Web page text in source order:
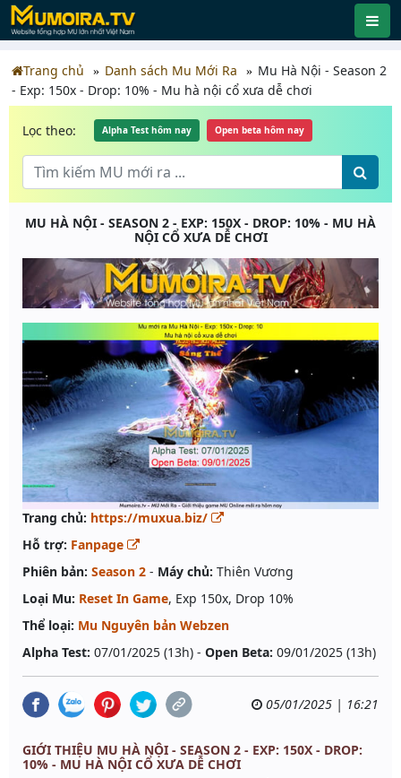
Trang chủ Danh sách Mu Mới Ra
Mu Hà Nội - Season 2
- Exp: 150x - Drop: 10% - Mu hà nội cổ xưa dễ chơi
Lọc theo: Alpha Test hôm nay Open beta hôm nay
MU HÀ NỘI - SEASON 2 - EXP: 150X - DROP: 10% - MU HÀ
NỘI CỔ XƯA DỄ CHƠI
Trang chủ: https://muxua.biz/
Hỗ trợ: Fanpage
Phiên bản: Season 2 - Máy chủ: Thiên Vương
Loại Mu: Reset In Game, Exp 150x, Drop 10%
Thể loại: Mu Nguyên bản Webzen
Alpha Test: 07/01/2025 (13h) - Open Beta: 09/01/2025 (13h)
05/01/2025 | 16:21
GIỚI THIỆU MU HÀ NỘI - SEASON 2 - EXP: 150X - DROP:
10% - MU HÀ NỘI CỔ XƯA DỄ CHƠI